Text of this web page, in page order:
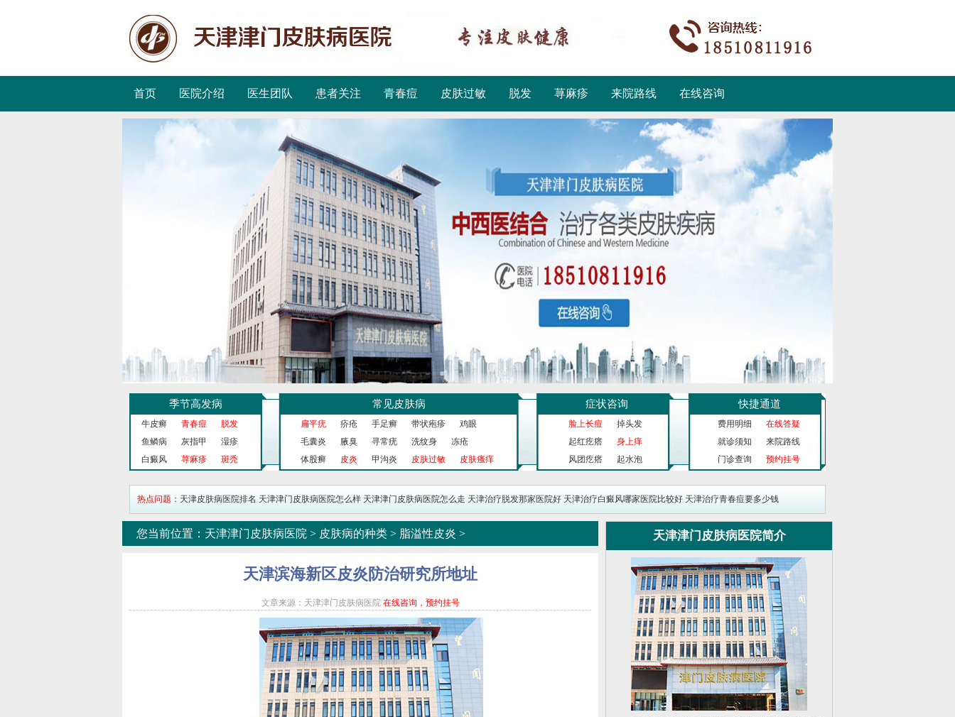
首页 医院介绍 医生团队 患者关注 青春痘 皮肤过敏 脱发 荨麻疹 来院路线 在线咨询
季节高发病
牛皮癣 青春痘
脱发
鱼鳞病
灰指甲
湿疹
白癜风
荨麻疹 斑秃
常见皮肤病
扁平疣 疥疮 手足癣 带状疱疹
鸡眼
毛囊炎
腋臭 寻常疣 洗纹身
冻疮
体股癣
皮炎 甲沟炎 皮肤过敏 皮肤瘙痒
症状咨询
脸上长痘
掉头发
起红疙瘩
身上痒
风团疙瘩
起水泡
快捷通道
费用明细
在线答疑
就诊须知
来院路线
门诊查询
预约挂号
热点问题 ： 天津皮肤病医院排名 天津津门皮肤病医院怎么样 天津津门皮肤病医院怎么走 天津治疗脱发那家医院好 天津治疗白癜风哪家医院比较好 天津治疗青春痘要多少钱
您当前位置： 天津津门皮肤病医院 > 皮肤病的种类 > 脂溢性皮炎 >
天津滨海新区皮炎防治研究所地址
文章来源：天津津门皮肤病医院 在线咨询，预约挂号
天津津门皮肤病医院简介